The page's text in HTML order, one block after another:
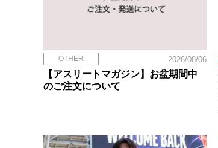
OTHER 2026/08/06
【アスリートマガジン】お盆期間中
のご注文について